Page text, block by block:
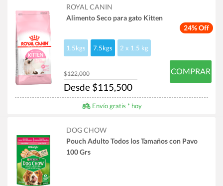
24% Off
ROYAL CANIN
Alimento Seco para gato Kitten
1.5kgs 7.5kgs 2 x 1.5 kg
$122,000
Desde $115,500
COMPRAR
Envío gratis * hoy
DOG CHOW
Pouch Adulto Todos los Tamaños con Pavo
100 Grs